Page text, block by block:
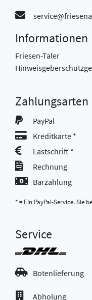
Informationen
Friesen-Taler
Zahlungsarten
PayPal
Kreditkarte *
Lastschrift *
Rechnung
Barzahlung
* = Ein PayPal-Service. Sie
Service
Botenlieferung
Abholung